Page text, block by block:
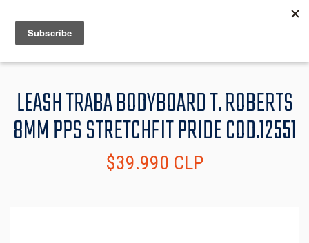
MENU
LEASH TRABA BODYBOARD T. ROBERTS
8MM PPS STRETCHFIT PRIDE COD.12551
$39.990 CLP